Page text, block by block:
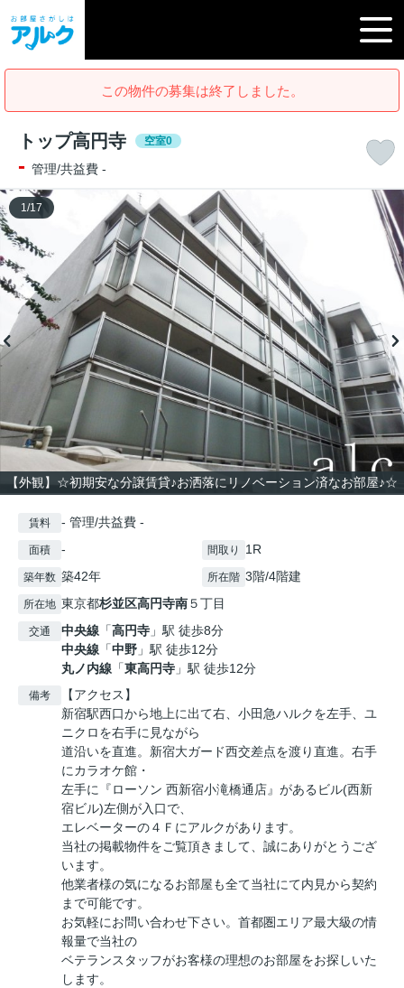
この物件の募集は終了しました。
トップ高円寺 空室0
- 管理/共益費 -
【外観】☆初期安な分譲賃貸♪お洒落にリノベーション済なお部屋♪☆
1 /17
賃料 - 管理/共益費 -
面積 - 間取り 1R
築年数 築42年 所在階 3階/4階建
所在地 東京都杉並区高円寺南５丁目
交通 中央線 「高円寺 」駅 徒歩8分
中央線 「中野 」駅 徒歩12分
丸ノ内線 「東高円寺 」駅 徒歩12分
備考
【アクセス】
新宿駅西口から地上に出て右、小田急ハルクを左手、ユ
ニクロを右手に見ながら
道沿いを直進。新宿大ガード西交差点を渡り直進。右手
にカラオケ館・
左手に『ローソン 西新宿小滝橋通店』があるビル(西新
宿ビル)左側が入口で、
エレベーターの４Ｆにアルクがあります。
当社の掲載物件をご覧頂きまして、誠にありがとうござ
います。
他業者様の気になるお部屋も全て当社にて内見から契約
まで可能です。
お気軽にお問い合わせ下さい。首都圏エリア最大級の情
報量で当社の
ベテランスタッフがお客様の理想のお部屋をお探しいた
します。